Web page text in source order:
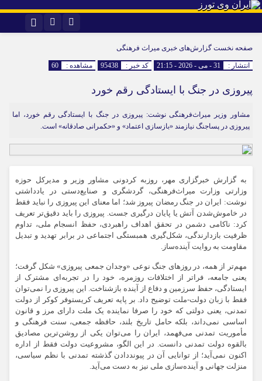
اینستاگرام
صفحه نخست گزارش‌های خبری میراث فرهنگی
انتشار : 31 - می - 2026 - 21:15 کد خبر : 95438 مشاهده : 60
پیروزی در جنگ با ایستادگی رقم خورد
مشاور وزیر میراث‌فرهنگی نوشت: پیروزی در جنگ با ایستادگی رقم خورد، اما
پیروزی در پساجنگ نیازمند «بازسازی اعتماد» و «حکمرانی صادقانه» است.
به گزارش خبرگزاری مهر، روزبه کردونی مشاور وزیر و مدیرکل حوزه
وزارتی وزارت میراث‌فرهنگی، گردشگری و صنایع‌دستی در یادداشتی
نوشت: ایران در جنگ رمضان پیروز شد؛ اما معنای این پیروزی را نباید فقط
در خاموش‌شدن آتش یا پایان درگیری جست. پیروزی را باید دقیق‌تر تعریف
کرد: ناکامی دشمن در تحقق اهداف راهبردی، حفظ انسجام ملی، تداوم
ظرفیت بازدارندگی، شکل‌گیری همبستگی اجتماعی در برابر تهدید و تبدیل
مقاومت به روایت آینده‌ساز.
مهم‌تر از همه، در روزهای جنگ نوعی «وجدان جمعی پیروزی» شکل گرفت؛
یعنی جامعه، فراتر از اختلافات روزمره، خود را در تجربه‌ای مشترک از
ایستادگی، حفظ سرزمین و دفاع از آینده بازشناخت. این پیروزی را نمی‌توان
فقط با زبان دولت-ملت توضیح داد. بر پایه تعریف کریستوفر کوکر از دولت
تمدنی، یعنی دولتی که خود را صرفا نماینده یک ملت دارای مرز و قانون
اساسی نمی‌داند، بلکه حامل تاریخ بلند، حافظه جمعی، سنت فرهنگی و
مأموریت تمدنی می‌فهمد، ایران را می‌توان یکی از روشن‌ترین مصادیق
بالقوه دولت تمدنی دانست. در این الگو، مشروعیت دولت فقط از اداره
اکنون نمی‌آید؛ از توانایی آن در پیونددادن گذشته تمدنی با نظم سیاسی،
منزلت جهانی و آینده‌سازی ملی نیز به دست می‌آید.